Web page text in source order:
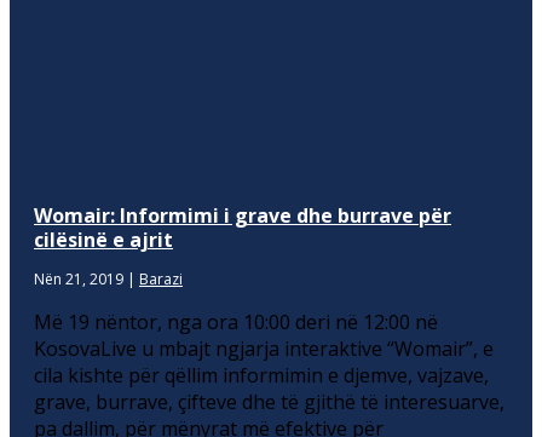
Womair: Informimi i grave dhe burrave për
cilësinë e ajrit
Nën 21, 2019 | Barazi
Më 19 nëntor, nga ora 10:00 deri në 12:00 në
KosovaLive u mbajt ngjarja interaktive “Womair”, e
cila kishte për qëllim informimin e djemve, vajzave,
grave, burrave, çifteve dhe të gjithë të interesuarve,
pa dallim, për mënyrat më efektive për